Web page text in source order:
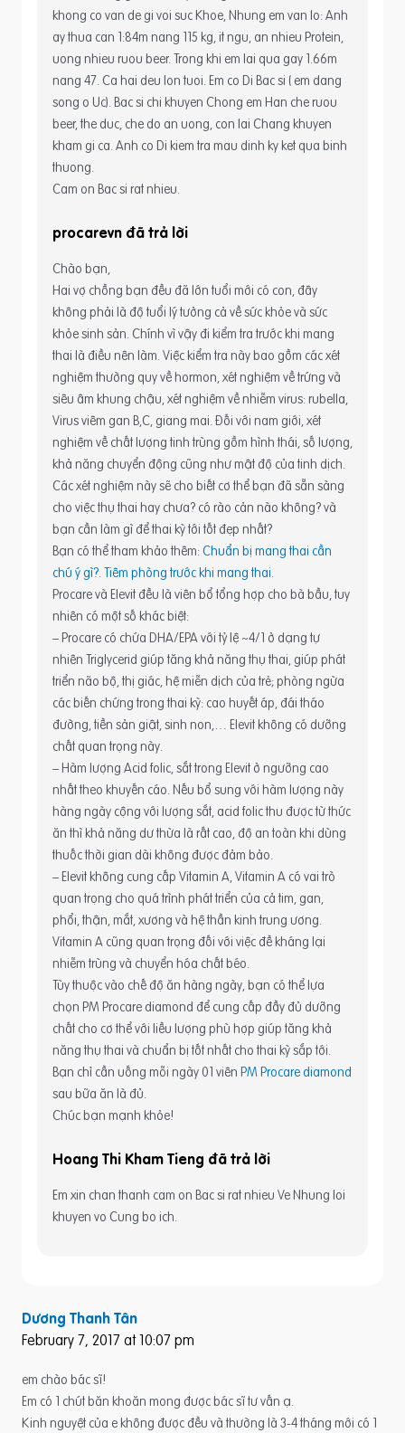
khong co van de gi voi suc Khoe, Nhung em van lo: Anh
ay thua can 1:84m nang 115 kg, it ngu, an nhieu Protein,
uong nhieu ruou beer. Trong khi em lai qua gay 1.66m
nang 47. Ca hai deu lon tuoi. Em co Di Bac si ( em dang
song o Uc). Bac si chi khuyen Chong em Han che ruou
beer, the duc, che do an uong, con lai Chang khuyen
kham gi ca. Anh co Di kiem tra mau dinh ky ket qua binh
thuong.
Cam on Bac si rat nhieu.
procarevn
Chào bạn,
Hai vợ chồng bạn đều đã lớn tuổi mới có con, đây
không phải là độ tuổi lý tưởng cả về sức khỏe và sức
khỏe sinh sản. Chính vì vậy đi kiểm tra trước khi mang
thai là điều nên làm. Việc kiểm tra này bao gồm các xét
nghiệm thường quy về hormon, xét nghiệm về trứng và
siêu âm khung chậu, xét nghiệm về nhiễm virus: rubella,
Virus viêm gan B,C, giang mai. Đối với nam giới, xét
nghiệm về chất lượng tinh trùng gồm hình thái, số lượng,
khả năng chuyển động cũng như mật độ của tinh dịch.
Các xét nghiệm này sẽ cho biết cơ thể bạn đã sẵn sàng
cho việc thụ thai hay chưa? có rào cản nào không? và
bạn cần làm gì để thai kỳ tới tốt đẹp nhất?
Bạn có thể tham khảo thêm:Chuẩn bị mang thai cần
chú ý gì?.Tiêm phòng trước khi mang thai.
Procare và Elevit đều là viên bổ tổng hợp cho bà bầu, tuy
nhiên có một số khác biệt:
– Procare có chứa DHA/EPA với tỷ lệ ~4/1 ở dạng tự
nhiên Triglycerid giúp tăng khả năng thụ thai, giúp phát
triển não bộ, thị giác, hệ miễn dịch của trẻ; phòng ngừa
các biến chứng trong thai kỳ: cao huyết áp, đái tháo
đường, tiền sản giật, sinh non,… Elevit không có dưỡng
chất quan trọng này.
– Hàm lượng Acid folic, sắt trong Elevit ở ngưỡng cao
nhất theo khuyến cáo. Nếu bổ sung với hàm lượng này
hàng ngày cộng với lượng sắt, acid folic thu được từ thức
ăn thì khả năng dư thừa là rất cao, độ an toàn khi dùng
thuốc thời gian dài không được đảm bảo.
– Elevit không cung cấp Vitamin A, Vitamin A có vai trò
quan trọng cho quá trình phát triển của cả tim, gan,
phổi, thận, mắt, xương và hệ thần kinh trung ương.
Vitamin A cũng quan trọng đối với việc đề kháng lại
nhiễm trùng và chuyển hóa chất béo.
Tùy thuộc vào chế độ ăn hàng ngày, bạn có thể lựa
chọn PM Procare diamond để cung cấp đầy đủ dưỡng
chất cho cơ thể với liều lượng phù hợp giúp tăng khả
năng thụ thai và chuẩn bị tốt nhất cho thai kỳ sắp tới.
Bạn chỉ cần uống mỗi ngày 01 viên PM Procare diamond
sau bữa ăn là đủ.
Chúc bạn mạnh khỏe!
Hoang Thi Kham Tieng
Em xin chan thanh cam on Bac si rat nhieu Ve Nhung loi
khuyen vo Cung bo ich.
Dương Thanh Tân
February 7, 2017 at 10:07 pm
em chào bác sĩ!
Em có 1 chút băn khoăn mong được bác sĩ tư vấn ạ.
Kinh nguyệt của e không được đều và thường là 3-4 tháng mới có 1